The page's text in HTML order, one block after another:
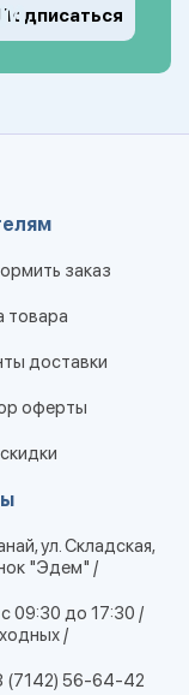
Подписаться
заказ
товара
доставки
оферты
ул. Складская,
"Эдем" /
09:30 до 17:30 /
/
(7142) 56-64-42